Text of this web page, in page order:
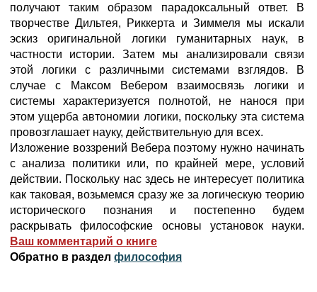
получают таким образом парадоксальный ответ. В
творчестве Дильтея, Риккерта и Зиммеля мы искали
эскиз оригинальной логики гуманитарных наук, в
частности истории. Затем мы анализировали связи
этой логики с различными системами взглядов. В
случае с Максом Вебером взаимосвязь логики и
системы характеризуется полнотой, не нанося при
этом ущерба автономии логики, поскольку эта система
провозглашает науку, действительную для всех.
Изложение воззрений Вебера поэтому нужно начинать
с анализа политики или, по крайней мере, условий
действии. Поскольку нас здесь не интересует политика
как таковая, возьмемся сразу же за логическую теорию
исторического познания и постепенно будем
раскрывать философские основы установок науки.
Ваш комментарий о книге
Обратно в раздел философия